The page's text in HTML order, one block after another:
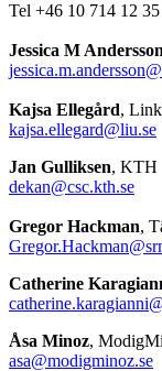
Tel +46 10 714 12 35
Jessica M Andersson
Kajsa Ellegård,
kajsa.ellegard@liu.se
Jan Gulliksen, KTH
dekan@csc.kth.se
Gregor Hackman,
Catherine
Åsa Minoz,
asa@modigminoz.se